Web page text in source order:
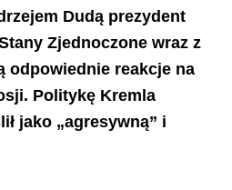
Dudą prezydent
Zjednoczone wraz z
odpowiednie reakcje na
Politykę Kremla
jako „agresywną” i